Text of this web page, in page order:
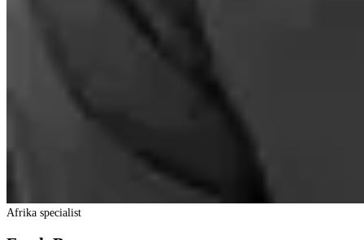
Afrika specialist